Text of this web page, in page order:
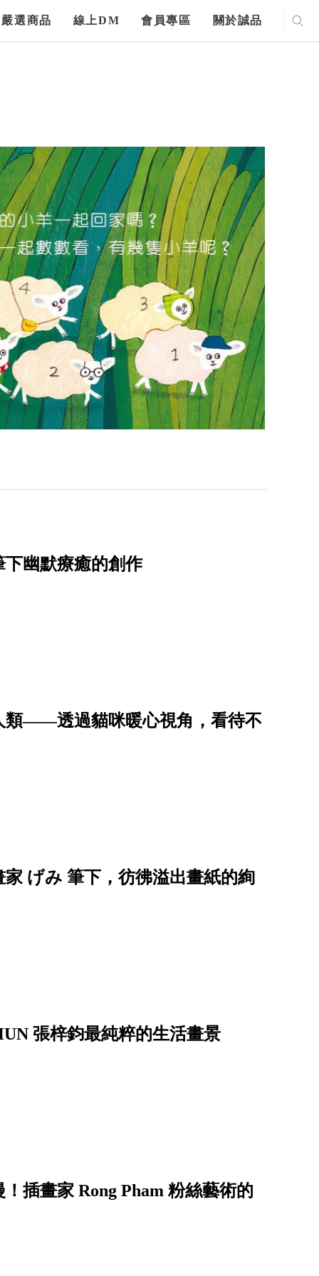
嚴選商品 線上DM 會員專區 關於誠品
幽默療癒的創作
類——透過貓咪暖心視角，看待不
げみ 筆下，彷彿溢出畫紙的絢
張梓鈞最純粹的生活畫景
插畫家 Rong Pham 粉絲藝術的